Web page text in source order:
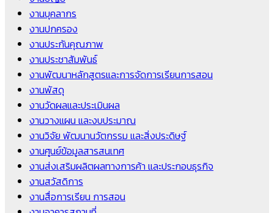
งานบุคลากร
งานปกครอง
งานประกันคุณภาพ
งานประชาสัมพันธ์
งานพัฒนาหลักสูตรและการจัดการเรียนการสอน
งานพัสดุ
งานวัดผลและประเมินผล
งานวางแผน และงบประมาณ
งานวิจัย พัฒนานวัตกรรม และสิ่งประดิษฐ์
งานศูนย์ข้อมูลสารสนเทศ
งานส่งเสริมผลิตผลทางการค้า และประกอบธุรกิจ
งานสวัสดิการ
งานสื่อการเรียน การสอน